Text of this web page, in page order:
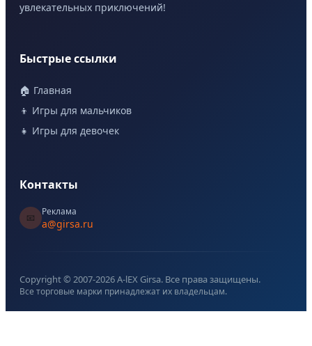
увлекательных приключений!
Быстрые ссылки
🏠 Главная
👦 Игры для мальчиков
👧 Игры для девочек
Контакты
📧
Реклама
a@girsa.ru
Copyright © 2007-2026A-lEX Girsa. Все права защищены.
Все торговые марки принадлежат их владельцам.